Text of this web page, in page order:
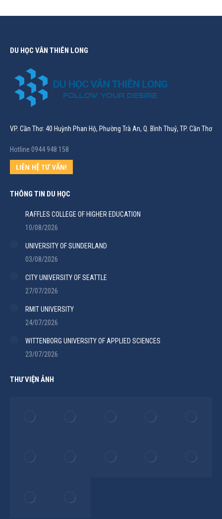
DU HỌC VÂN THIÊN LONG
VP. Cần Thơ: 40 Huỳnh Phan Hộ, Phường Trà An, Q. Bình Thuỷ, TP. Cần Thơ
Hotline 0944 948 158
LIÊN HỆ TƯ VẤN!
THÔNG TIN DU HỌC
RAFFLES COLLEGE OF HIGHER EDUCATION
10/08/2026
UNIVERSITY OF SUNDERLAND
03/08/2026
CITY UNIVERSITY OF SEATTLE
27/07/2026
RMIT UNIVERSITY
24/07/2026
WITTENBORG UNIVERSITY OF APPLIED SCIENCES
23/07/2026
THƯ VIỆN ẢNH